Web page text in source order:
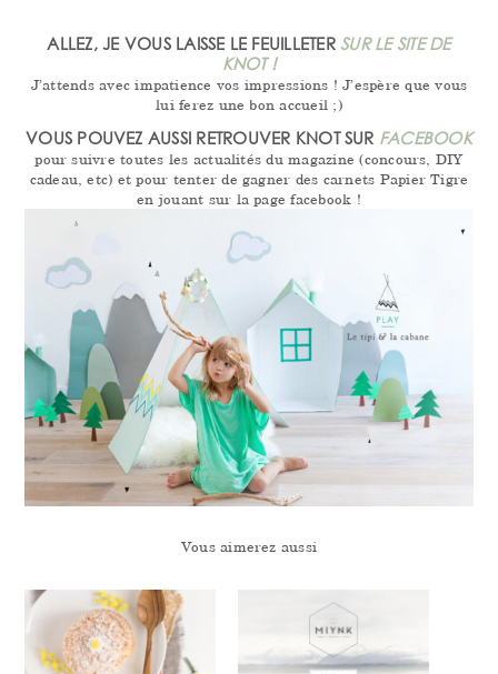
ALLEZ, JE VOUS LAISSE LE FEUILLETER SUR LE SITE DE
KNOT !
J’attends avec impatience vos impressions ! J’espère que vous
lui ferez une bon accueil ;)
VOUS POUVEZ AUSSI RETROUVER KNOT SUR FACEBOOK
pour suivre toutes les actualités du magazine (concours, DIY
cadeau, etc) et pour tenter de gagner des carnets Papier Tigre
en jouant sur la page facebook !
Vous aimerez aussi